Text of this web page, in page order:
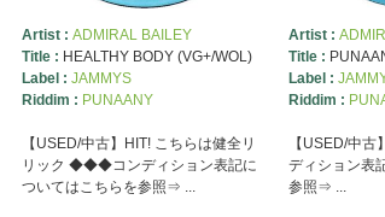
Artist : ADMIRAL BAILEY
Title : HEALTHY BODY (VG+/WOL)
Label : JAMMYS
Riddim : PUNAANY
【USED/中古】HIT! こちらは健全リ
リック ◆◆◆コンディション表記に
ついてはこちらを参照⇒ ...
Artist :
Title :
Label :
Riddim :
【USED/中
ディション表
参照⇒ ...